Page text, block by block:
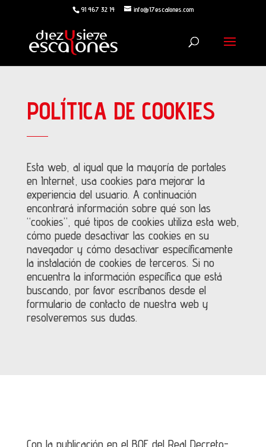
91 467 32 14 info@17escalones.com
POLÍTICA DE COOKIES
Esta web, al igual que la mayoría de portales
en Internet, usa cookies para mejorar la
experiencia del usuario. A continuación
encontrará información sobre qué son las
“cookies”, qué tipos de cookies utiliza esta web,
cómo puede desactivar las cookies en su
navegador y cómo desactivar específicamente
la instalación de cookies de terceros. Si no
encuentra la información específica que está
buscando, por favor escríbanos desde el
formulario de contacto de nuestra web y
resolveremos sus dudas.
Con la publicación en el BOE del Real Decreto-